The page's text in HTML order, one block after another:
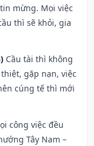
mừng. Mọi việc
thì sẽ khỏi, gia
Cầu tài thì không
gặp nạn, việc
cúng tế thì mới
công việc đều
Tây Nam –